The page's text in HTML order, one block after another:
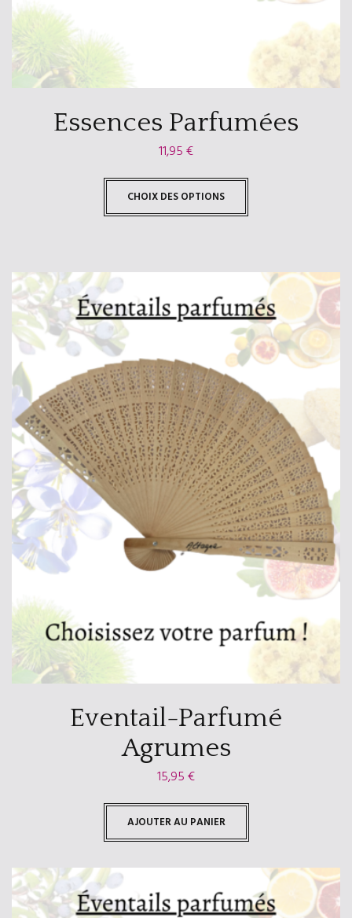
Essences Parfumées
11,95€
CHOIX DES OPTIONS
Eventail-Parfumé
Agrumes
15,95€
AJOUTER AU PANIER